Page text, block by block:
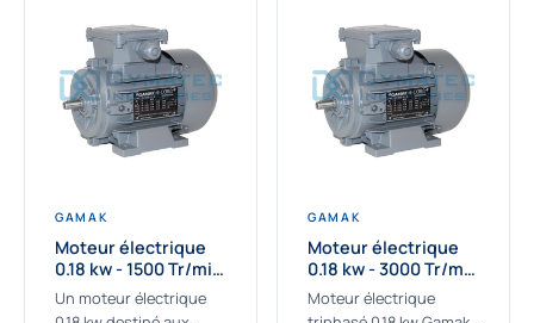
GAMAK
Moteur électrique
0.18 kw - 1500 Tr/min
- 230/400V - IE2
Un moteur électrique
GAMAK
Moteur électrique
0.18 kw - 3000 Tr/min
- 230/400V - IE2
Moteur électrique